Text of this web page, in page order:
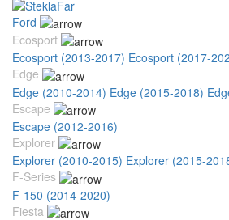
Ford
Ecosport
Ecosport (2013-2017) Ecosport (2017-
Edge
Edge (2010-2014) Edge (2015-2018)
Escape
Escape (2012-2016)
Explorer
Explorer (2010-2015) Explorer (2015-
F-Series
F-150 (2014-2020)
Fiesta